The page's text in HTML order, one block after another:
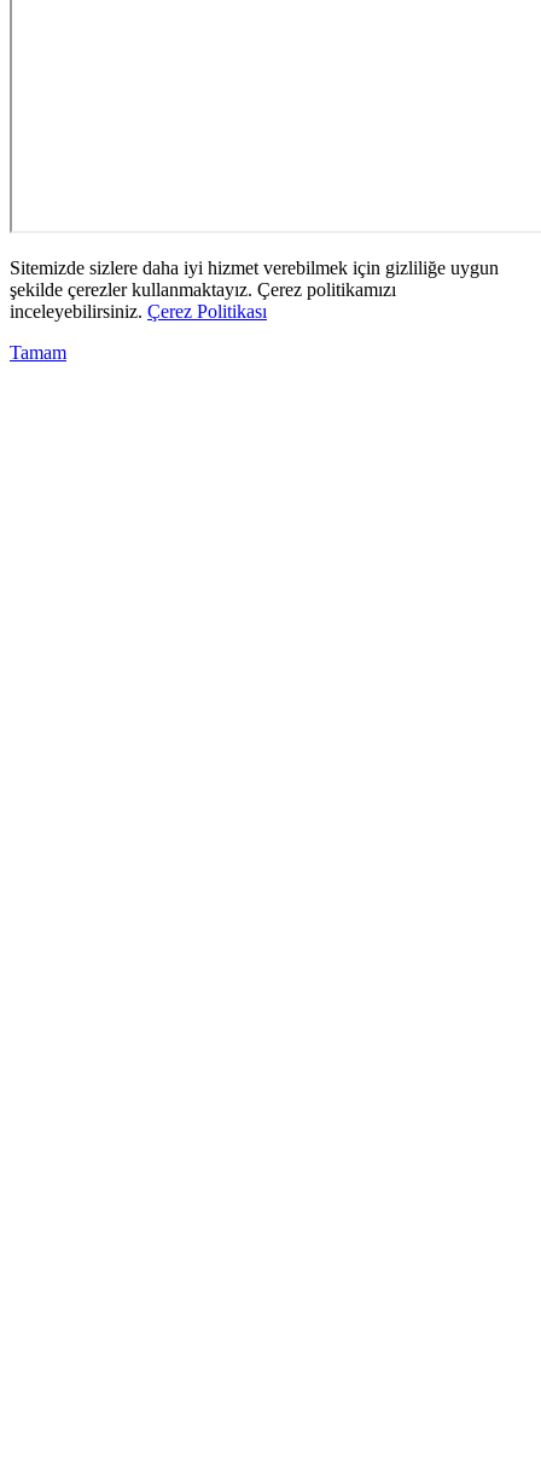
Sitemizde sizlere daha iyi hizmet verebilmek için gizliliğe uygun
şekilde çerezler kullanmaktayız. Çerez politikamızı
inceleyebilirsiniz. Çerez Politikası
Tamam